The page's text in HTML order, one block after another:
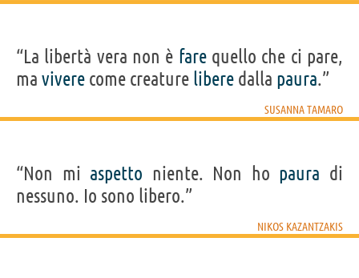
“La libertà vera non è farequello che ci pare,
ma vivere come creature libere dalla paura.”
SUSANNA TAMARO
“Non mi aspetto niente. Non ho paura di
nessuno. Io sono libero.”
NIKOS KAZANTZAKIS